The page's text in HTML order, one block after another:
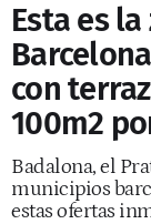
Esta es
con
100m2
Badalona, el
municipios
estas ofertas